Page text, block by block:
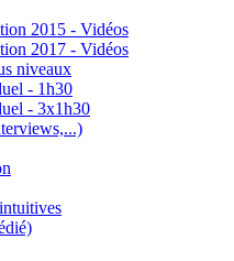
2015 - Vidéos
2017 - Vidéos
niveaux
- 1h30
- 3x1h30